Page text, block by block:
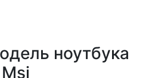
ноутбука
Msi